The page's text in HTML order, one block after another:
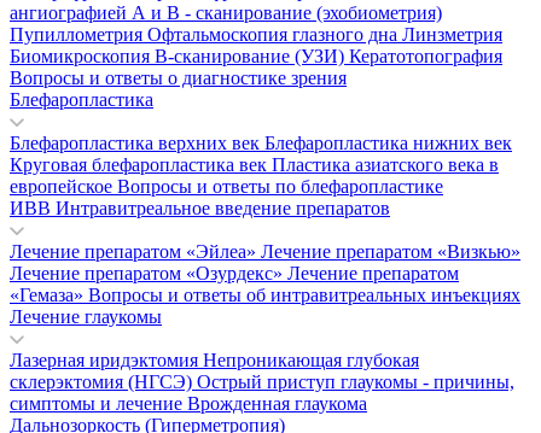
ангиографией А и В - сканирование (эхобиометрия)
Пупиллометрия Офтальмоскопия глазного дна Линзметрия
Биомикроскопия В-сканирование (УЗИ) Кератотопография
Вопросы и ответы о диагностике зрения
Блефаропластика
Блефаропластика верхних век Блефаропластика нижних век
Круговая блефаропластика век Пластика азиатского века в
европейское Вопросы и ответы по блефаропластике
ИВВ Интравитреальное введение препаратов
Лечение препаратом «Эйлеа» Лечение препаратом «Визкью»
Лечение препаратом «Озурдекс» Лечение препаратом
«Гемаза» Вопросы и ответы об интравитреальных инъекциях
Лечение глаукомы
Лазерная иридэктомия Непроникающая глубокая
склерэктомия (НГСЭ) Острый приступ глаукомы - причины,
симптомы и лечение Врожденная глаукома
Дальнозоркость (Гиперметропия)